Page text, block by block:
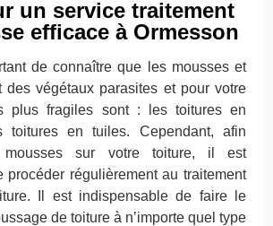
un service traitement
efficace à Ormesson
de connaître que les mousses et
des végétaux parasites et pour votre
plus fragiles sont : les toitures en
toitures en tuiles. Cependant, afin
mousses sur votre toiture, il est
procéder régulièrement au traitement
Il est indispensable de faire le
de toiture à n’importe quel type